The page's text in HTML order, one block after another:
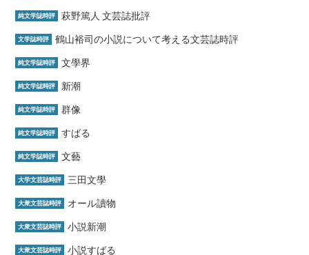
純文学誌時評 萩野篤人 文芸誌批評
文学誌時評 鶴山裕司の小説について考える文芸誌時評
純文学誌時評 文學界
純文学誌時評 新潮
純文学誌時評 群像
純文学誌時評 すばる
純文学誌時評 文藝
大学文芸誌時評 三田文學
大衆文芸誌時評 オール讀物
大衆文芸誌時評 小説新潮
大衆文芸誌時評 小説すばる